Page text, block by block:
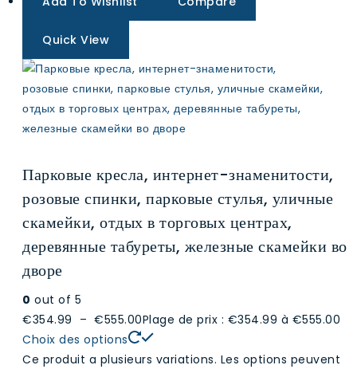
Quick View
Парковые кресла, интернет-знаменитости,
розовые спинки, парковые стулья, уличные
скамейки, отдых в торговых центрах,
деревянные табуреты, железные скамейки во
дворе
0 out of 5
€354.99 – €555.00Plage de prix : €354.99 à €555.00
Choix des options
Ce produit a plusieurs variations. Les options peuvent